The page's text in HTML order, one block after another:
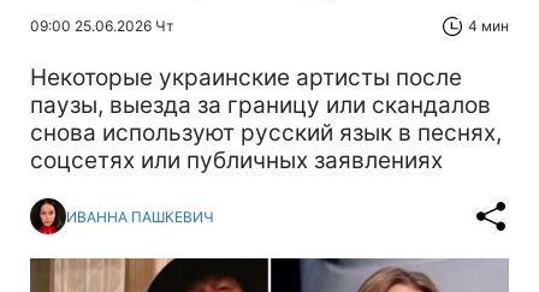
09:00 25.06.2026 Чт 4 мин
Некоторые украинские артисты после
паузы, выезда за границу или скандалов
снова используют русский язык в песнях,
соцсетях или публичных заявлениях
ИВАННА ПАШКЕВИЧ